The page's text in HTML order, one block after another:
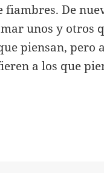
fiambres. De
unos y otros
piensan, pero
a los que